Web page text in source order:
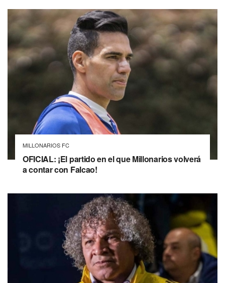
MILLONARIOS FC
OFICIAL: ¡El partido en el que Millonarios volverá
a contar con Falcao!